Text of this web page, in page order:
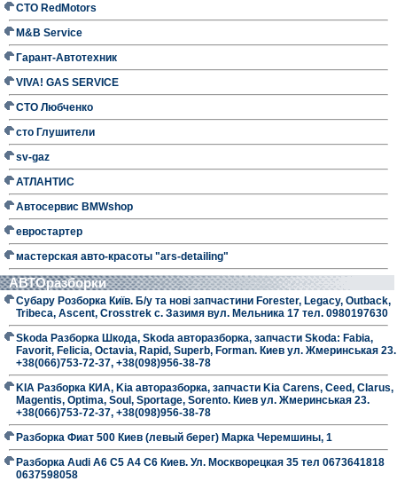
СТО RedMotors
M&B Service
Гарант-Автотехник
VIVA! GAS SERVICE
СТО Любченко
сто Глушители
sv-gaz
АТЛАНТИС
Автосервис BMWshop
евростартер
мастерская авто-красоты "ars-detailing"
АВТОразборки
Субару Розборка Київ. Б/у та нові запчастини Forester, Legacy, Outback,
Tribeca, Ascent, Crosstrek с. Зазимя вул. Мельника 17 тел. 0980197630
Skoda Разборка Шкода, Skoda авторазборка, запчасти Skoda: Fabia,
Favorit, Felicia, Octavia, Rapid, Superb, Forman. Киев ул. Жмеринськая 23.
+38(066)753-72-37, +38(098)956-38-78
KIA Разборка КИА, Kia авторазборка, запчасти Kia Carens, Ceed, Clarus,
Magentis, Optima, Soul, Sportage, Sorento. Киев ул. Жмеринськая 23.
+38(066)753-72-37, +38(098)956-38-78
Разборка Фиат 500 Киев (левый берег) Марка Черемшины, 1
Разборка Audi A6 C5 A4 C6 Киев. Ул. Москворецкая 35 тел 0673641818
0637598058